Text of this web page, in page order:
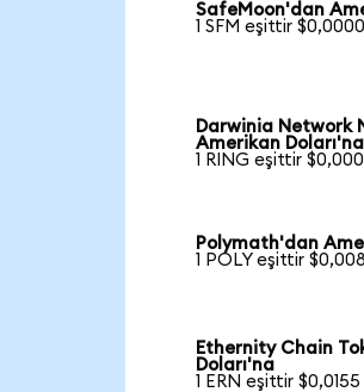
SafeMoon'dan
1 SFM eşittir
Darwinia Network
Amerikan Doları'na
1 RING eşittir
Polymath'dan
1 POLY eşittir
Ethernity Chain
Doları'na
1 ERN eşittir $0,0155